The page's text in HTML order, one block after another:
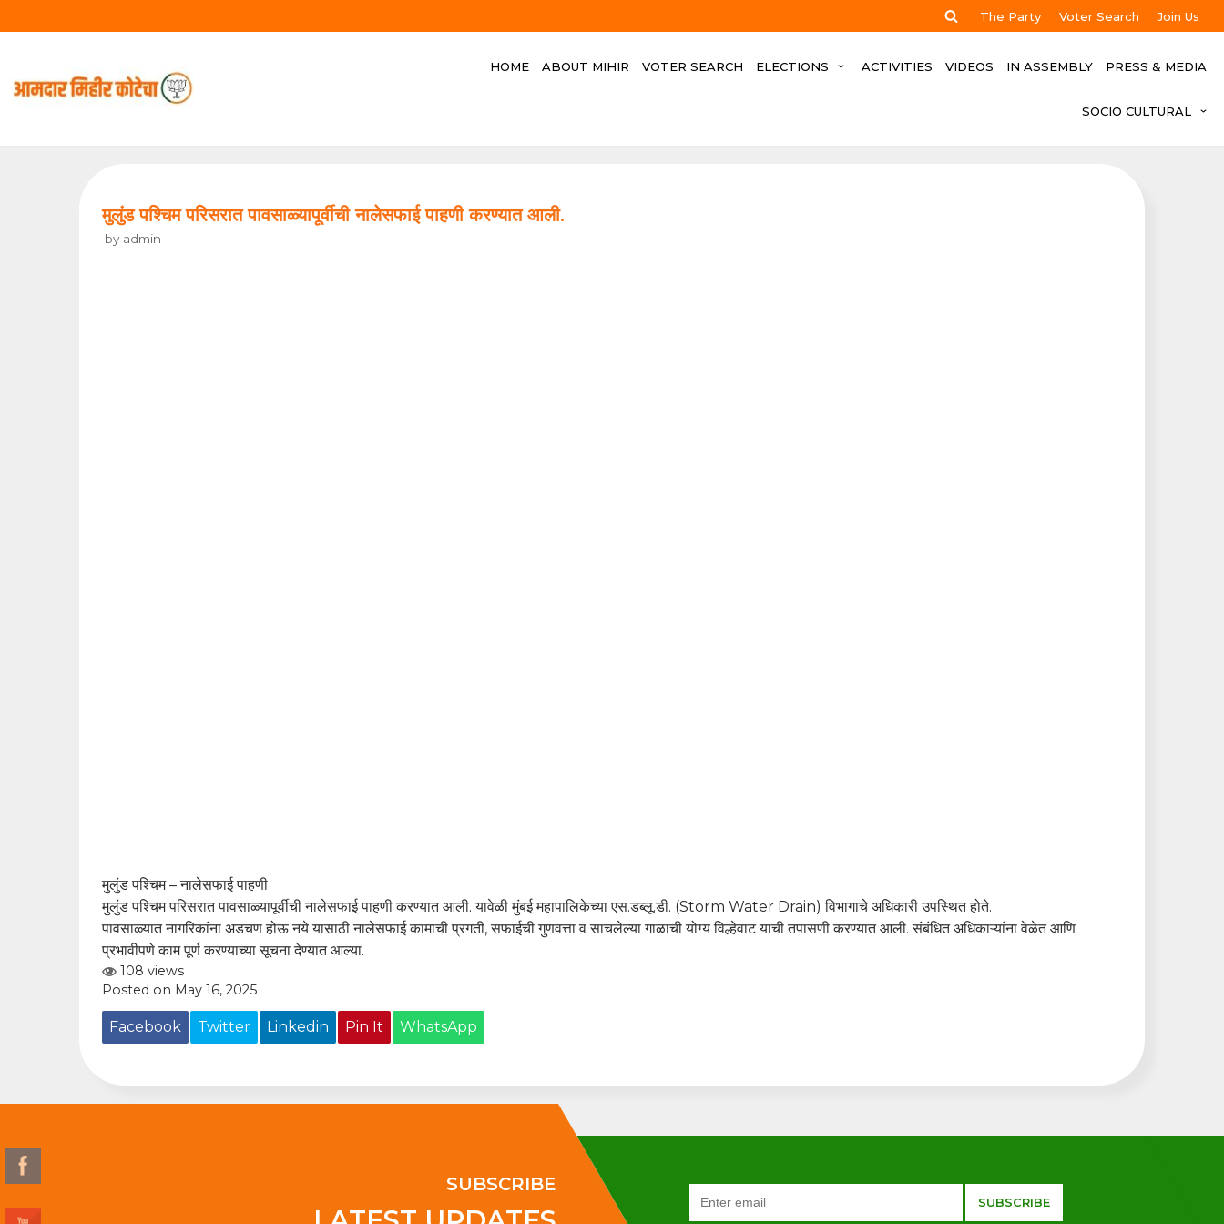
The Party Voter Search Join Us
HOME ABOUT MIHIR VOTER SEARCH ELECTIONS ACTIVITIES VIDEOS IN ASSEMBLY PRESS & MEDIA
SOCIO CULTURAL
मुलुंड पश्चिम परिसरात पावसाळ्यापूर्वीची नालेसफाई पाहणी करण्यात आली.
by admin
मुलुंड पश्चिम – नालेसफाई पाहणी
मुलुंड पश्चिम परिसरात पावसाळ्यापूर्वीची नालेसफाई पाहणी करण्यात आली. यावेळी मुंबई महापालिकेच्या एस.डब्लू.डी. (Storm Water Drain) विभागाचे अधिकारी उपस्थित होते.
पावसाळ्यात नागरिकांना अडचण होऊ नये यासाठी नालेसफाई कामाची प्रगती, सफाईची गुणवत्ता व साचलेल्या गाळाची योग्य विल्हेवाट याची तपासणी करण्यात आली. संबंधित अधिकाऱ्यांना वेळेत आणि
प्रभावीपणे काम पूर्ण करण्याच्या सूचना देण्यात आल्या.
108 views
Posted on May 16, 2025
Facebook Twitter Linkedin Pin It WhatsApp
SUBSCRIBE